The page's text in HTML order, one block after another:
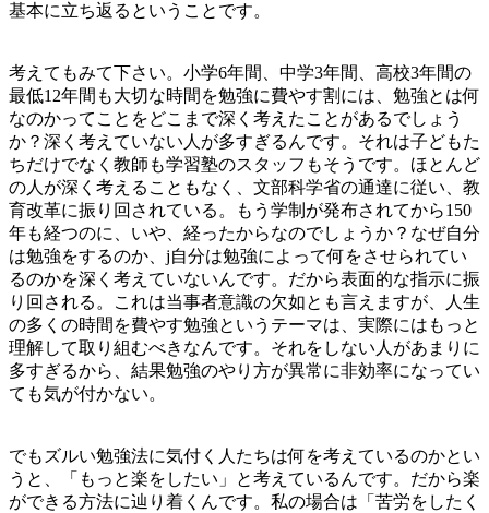
基本に立ち返るということです。
考えてもみて下さい。小学6年間、中学3年間、高校3年間の
最低12年間も大切な時間を勉強に費やす割には、勉強とは何
なのかってことをどこまで深く考えたことがあるでしょう
か？深く考えていない人が多すぎるんです。それは子どもた
ちだけでなく教師も学習塾のスタッフもそうです。ほとんど
の人が深く考えることもなく、文部科学省の通達に従い、教
育改革に振り回されている。もう学制が発布されてから150
年も経つのに、いや、経ったからなのでしょうか？なぜ自分
は勉強をするのか、j自分は勉強によって何をさせられてい
るのかを深く考えていないんです。だから表面的な指示に振
り回される。これは当事者意識の欠如とも言えますが、人生
の多くの時間を費やす勉強というテーマは、実際にはもっと
理解して取り組むべきなんです。それをしない人があまりに
多すぎるから、結果勉強のやり方が異常に非効率になってい
ても気が付かない。
でもズルい勉強法に気付く人たちは何を考えているのかとい
うと、「もっと楽をしたい」と考えているんです。だから楽
ができる方法に辿り着くんです。私の場合は「苦労をしたく